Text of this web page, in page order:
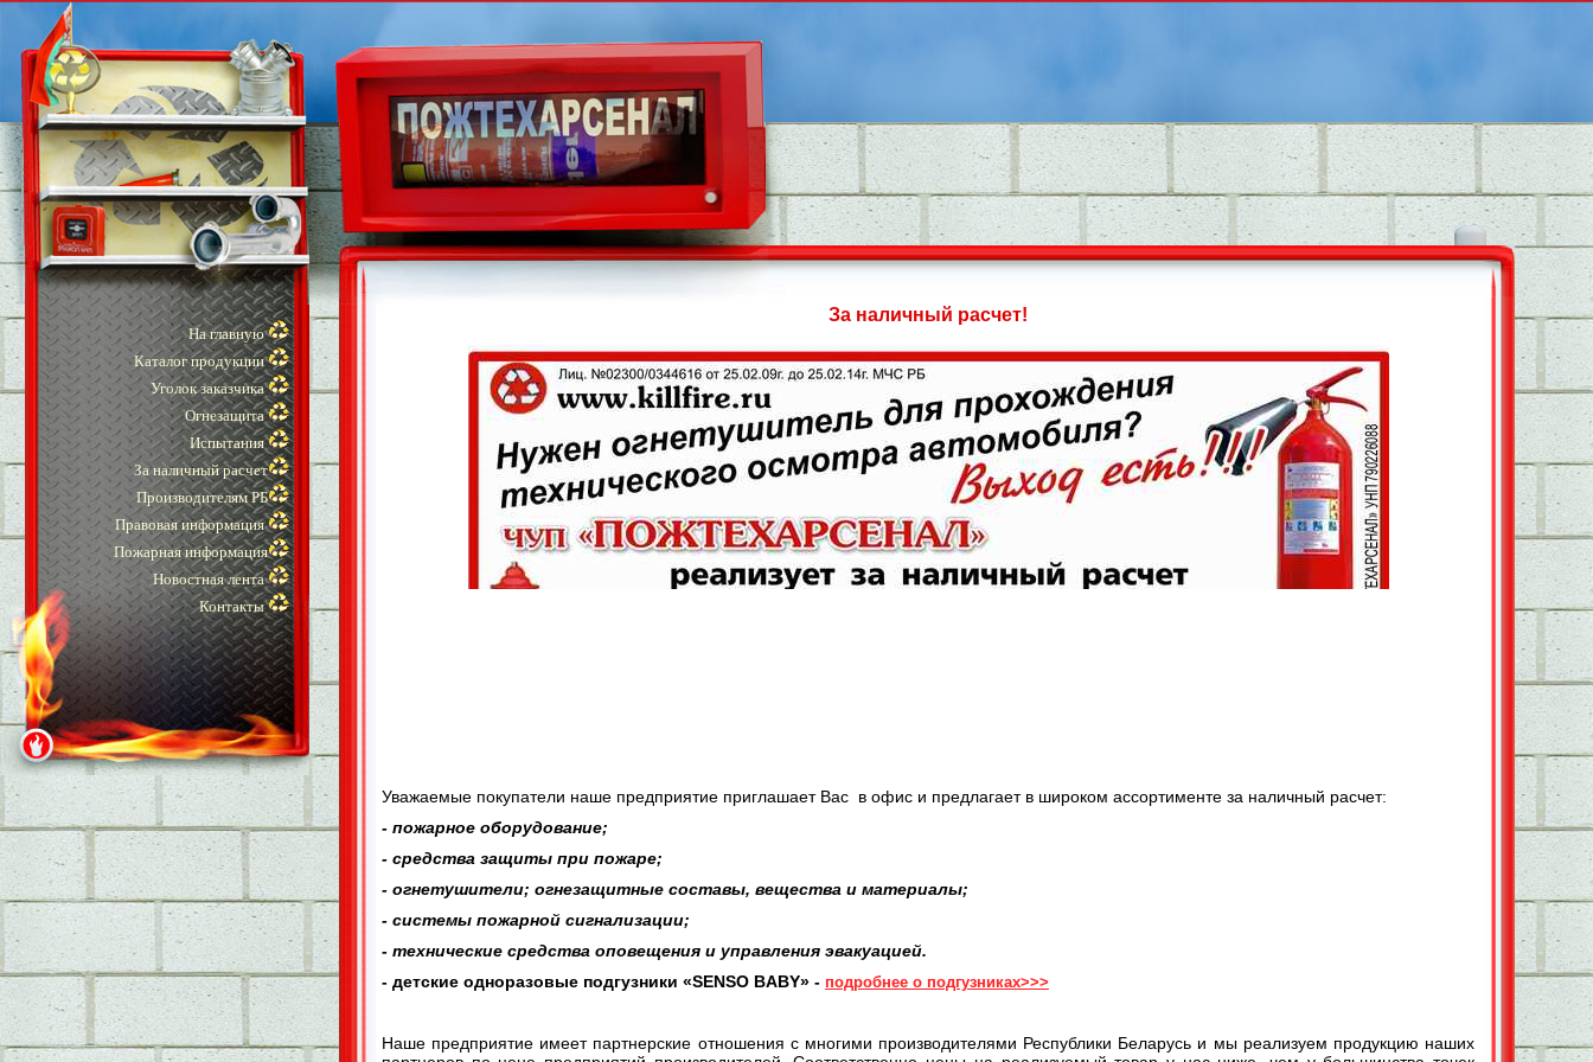
На главную
Каталог продукции
Уголок заказчика
Огнезащита
Испытания
За наличный расчет
Производителям РБ
Правовая информация
Пожарная информация
Новостная лента
Контакты
За наличный расчет!
Уважаемые покупатели наше предприятие приглашает Вас в офис и предлагает в широком ассортименте за наличный расчет:
- пожарное оборудование;
- средства защиты при пожаре;
- огнетушители; огнезащитные составы, вещества и материалы;
- системы пожарной сигнализации;
- технические средства оповещения и управления эвакуацией.
- детские одноразовые подгузники «SENSO BABY» - подробнее о подгузниках>>>
Наше предприятие имеет партнерские отношения с многими производителями Республики Беларусь и мы реализуем продукцию наших